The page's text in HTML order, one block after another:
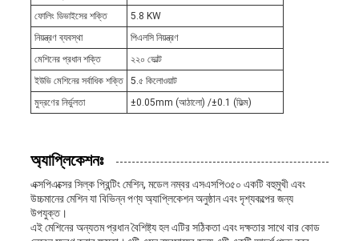
ফোলিং ডিভাইসের শক্তি
5.8 KW
নিয়ন্ত্রণ ব্যবস্থা
পিএলসি নিয়ন্ত্রণ
মেশিনের প্রধান শক্তি
২২০ ভোল্ট
ইউভি মেশিনের সর্বাধিক শক্তি
5.৫ কিলোওয়াট
মুদ্রণের নির্ভুলতা
±0.05mm (আঠালো) /±0.1 (ফিল্ম)
অ্যাপ্লিকেশনঃ
এক্সপিএক্সের সিল্ক প্রিন্টিং মেশিন, মডেল নম্বর এসএসপি৩৫০ একটি বহুমুখী এবং
উচ্চমানের মেশিন যা বিভিন্ন পণ্য অ্যাপ্লিকেশন অনুষ্ঠান এবং দৃশ্যকল্পের জন্য
উপযুক্ত।
এই মেশিনের অন্যতম প্রধান বৈশিষ্ট্য হল এটির সঠিকতা এবং দক্ষতার সাথে বার কোড